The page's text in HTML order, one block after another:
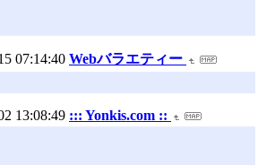
07:14:40 Webバラエティー
13:08:49 ::: Yonkis.com ::